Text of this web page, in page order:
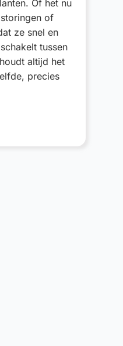
Of het nu
of
ze snel en
tussen
altijd het
precies